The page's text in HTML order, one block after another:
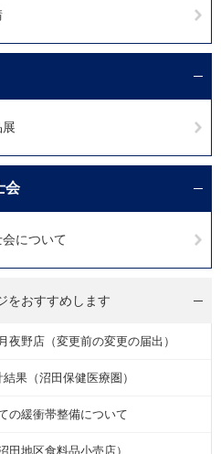
会
について
をおすすめします
野店（変更前の変更の届出）
果（沼田保健医療圏）
の緩衝帯整備について
田地区食料品小売店）